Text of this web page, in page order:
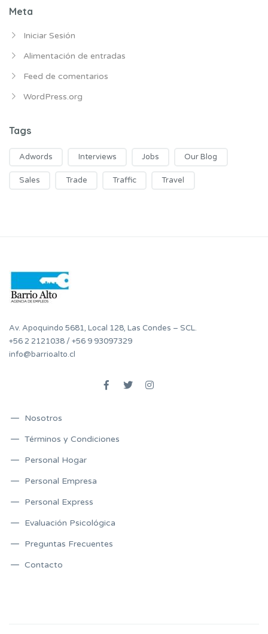
Meta
Iniciar Sesión
Alimentación de entradas
Feed de comentarios
WordPress.org
Tags
Adwords Interviews Jobs Our Blog
Sales Trade Traffic Travel
Av. Apoquindo 5681, Local 128, Las Condes – SCL.
+56 2 2121038/ +56 9 93097329
info@barrioalto.cl
Nosotros
Términos y Condiciones
Personal Hogar
Personal Empresa
Personal Express
Evaluación Psicológica
Preguntas Frecuentes
Contacto